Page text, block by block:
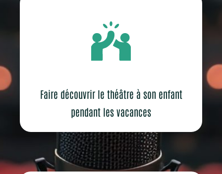
Faire découvrir le théâtre à son enfant
pendant les vacances